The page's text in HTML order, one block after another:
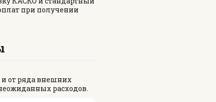
при получении
от ряда внешних
расходов.